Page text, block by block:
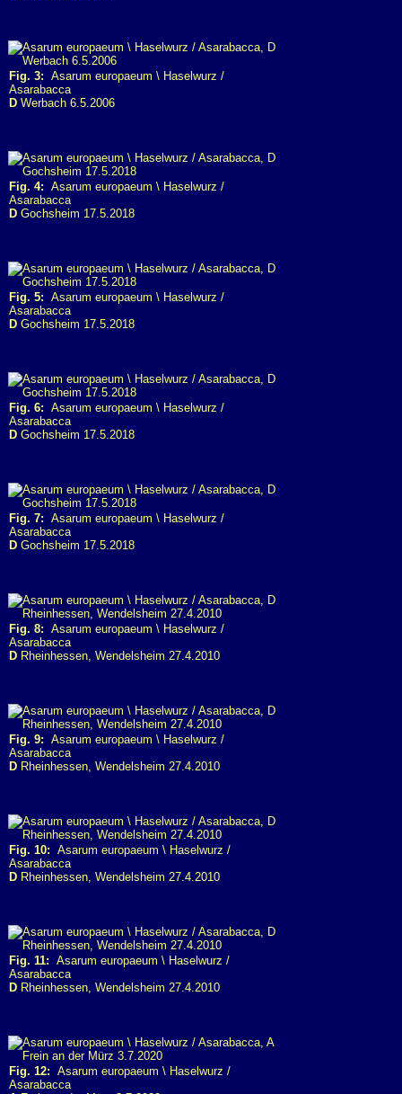
Fig. 3: Asarum europaeum \ Haselwurz /
Asarabacca
D Werbach 6.5.2006
Fig. 4: Asarum europaeum \ Haselwurz /
Asarabacca
D Gochsheim 17.5.2018
Fig. 5: Asarum europaeum \ Haselwurz /
Asarabacca
D Gochsheim 17.5.2018
Fig. 6: Asarum europaeum \ Haselwurz /
Asarabacca
D Gochsheim 17.5.2018
Fig. 7: Asarum europaeum \ Haselwurz /
Asarabacca
D Gochsheim 17.5.2018
Fig. 8: Asarum europaeum \ Haselwurz /
Asarabacca
D Rheinhessen, Wendelsheim 27.4.2010
Fig. 9: Asarum europaeum \ Haselwurz /
Asarabacca
D Rheinhessen, Wendelsheim 27.4.2010
Fig. 10: Asarum europaeum \ Haselwurz /
Asarabacca
D Rheinhessen, Wendelsheim 27.4.2010
Fig. 11: Asarum europaeum \ Haselwurz /
Asarabacca
D Rheinhessen, Wendelsheim 27.4.2010
Fig. 12: Asarum europaeum \ Haselwurz /
Asarabacca